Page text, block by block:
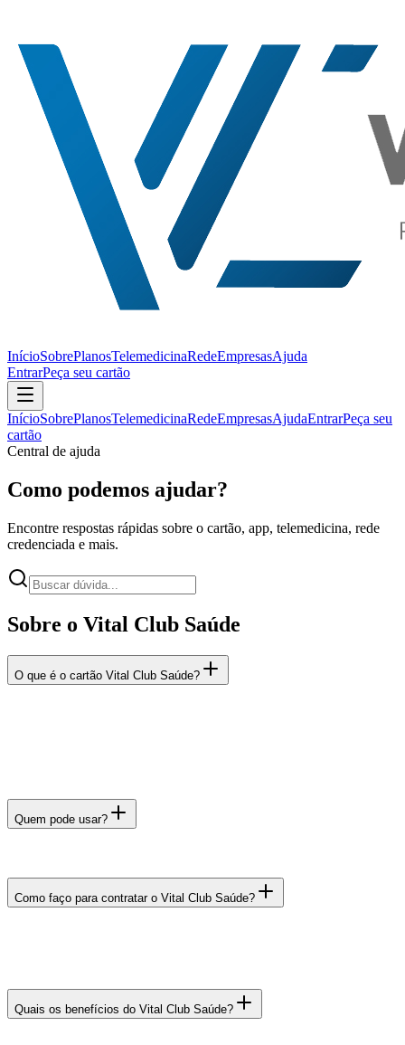
InícioSobrePlanosTelemedicinaRedeEmpresasAjuda
EntrarPeça seu cartão
InícioSobrePlanosTelemedicinaRedeEmpresasAjudaEntrarPeça seu
cartão
Central de ajuda
Como podemos ajudar?
Encontre respostas rápidas sobre o cartão, app, telemedicina, rede
credenciada e mais.
Sobre o Vital Club Saúde
O que é o cartão Vital Club Saúde?
Quem pode usar?
Como faço para contratar o Vital Club Saúde?
Quais os benefícios do Vital Club Saúde?